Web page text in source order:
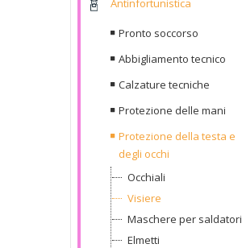
Antinfortunistica
Pronto soccorso
Abbigliamento tecnico
Calzature tecniche
Protezione delle mani
Protezione della testa e
degli occhi
Occhiali
Visiere
Maschere per saldatori
Elmetti